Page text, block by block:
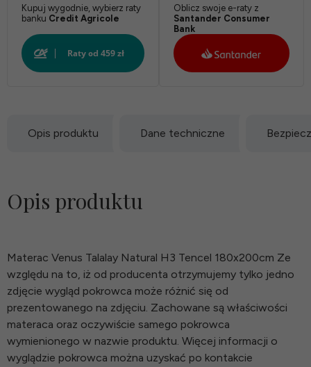
Kupuj wygodnie, wybierz raty
banku Credit Agricole
Oblicz swoje e-raty z
Santander Consumer
Bank
Opis produktu Dane techniczne
Opis produktu
Materac Venus Talalay Natural H3 Tencel 180x200cm Ze
względu na to, iż od producenta otrzymujemy tylko jedno
zdjęcie wygląd pokrowca może różnić się od
prezentowanego na zdjęciu. Zachowane są właściwości
materaca oraz oczywiście samego pokrowca
wymienionego w nazwie produktu. Więcej informacji o
wyglądzie pokrowca można uzyskać po kontakcie